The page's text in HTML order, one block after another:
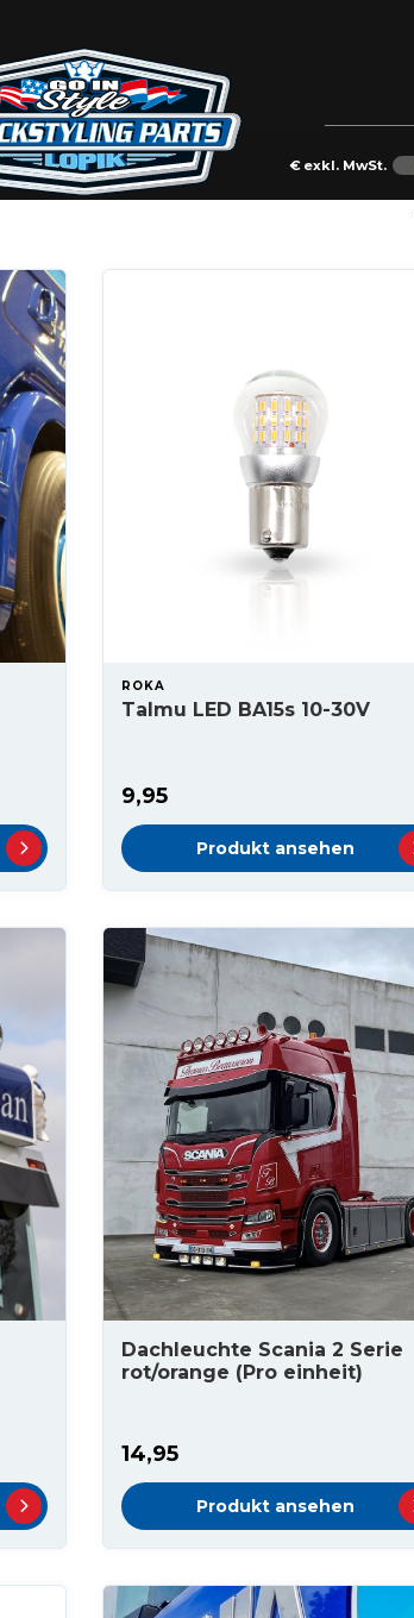
€ exkl. MwSt.
ROKA
Talmu LED BA15s 10-30V
9,95
Produkt ansehen
Dachleuchte Scania 2 Serie
rot/orange (Pro einheit)
14,95
Produkt ansehen